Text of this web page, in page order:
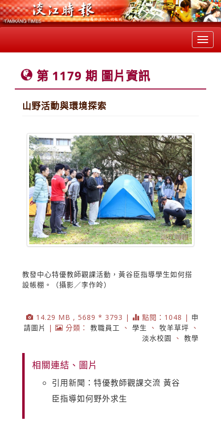
第 1179 期 圖片資訊
山野活動與環境探索
教發中心特優教師觀課活動，黃谷臣指導學生如何搭
設帳棚。（攝影／李作皊）
14.29 MB , 5689 * 3793 | 點閱：1048 | 申
請圖片
| 分類： 教職員工 、 學生 、 牧羊草坪 、
淡水校園
、 教學
相關連結、圖片
引用新聞：特優教師觀課交流 黃谷
臣指導如何野外求生